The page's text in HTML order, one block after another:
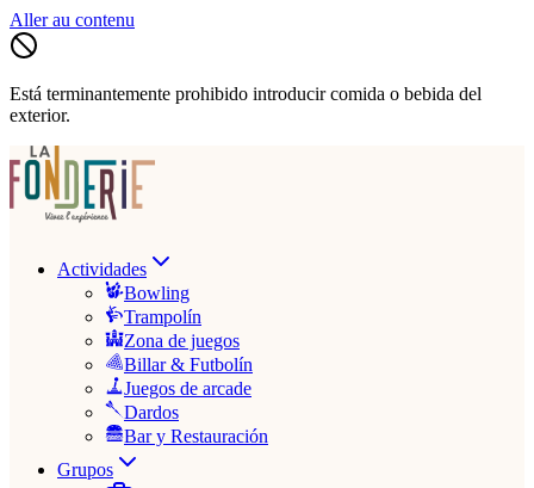
Aller au contenu
Está terminantemente prohibido introducir comida o bebida del
exterior.
Actividades
Bowling
Trampolín
Zona de juegos
Billar & Futbolín
Juegos de arcade
Dardos
Bar y Restauración
Grupos